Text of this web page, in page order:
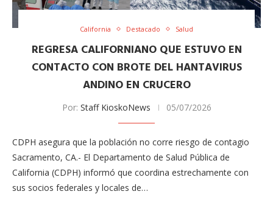
California Destacado Salud
REGRESA CALIFORNIANO QUE ESTUVO EN
CONTACTO CON BROTE DEL HANTAVIRUS
ANDINO EN CRUCERO
Por: Staff KioskoNews 05/07/2026
CDPH asegura que la población no corre riesgo de contagio
Sacramento, CA.- El Departamento de Salud Pública de
California (CDPH) informó que coordina estrechamente con
sus socios federales y locales de…